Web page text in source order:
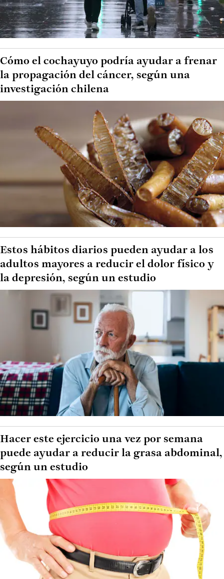
Cómo el cochayuyo podría ayudar a frenar
la propagación del cáncer, según una
investigación chilena
Estos hábitos diarios pueden ayudar a los
adultos mayores a reducir el dolor físico y
la depresión, según un estudio
Hacer este ejercicio una vez por semana
puede ayudar a reducir la grasa abdominal,
según un estudio